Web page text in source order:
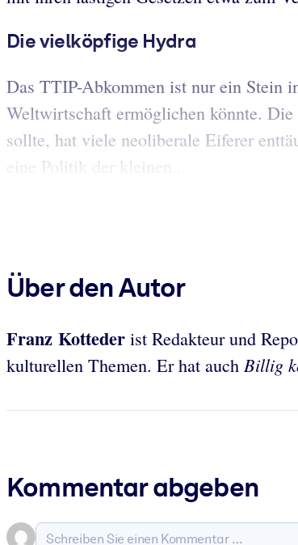
Die vielköpfige Hydra
Das TTIP-Abkommen ist nur ein Stein
Weltwirtschaft ermöglichen könnte.
sollte, hat viele neoliberale Eiferer
eine Politik der kleinen...
Über den Autor
Franz Kotteder ist Redakteur und
kulturellen Themen. Er hat auch Billig
Kommentar abgeben